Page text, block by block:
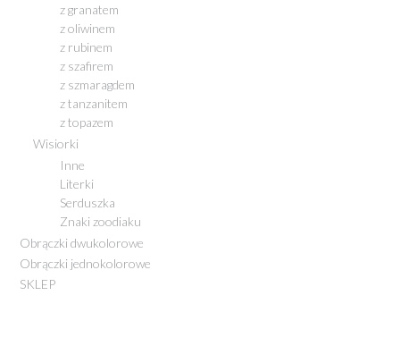
z granatem
z oliwinem
z rubinem
z szafirem
z szmaragdem
z tanzanitem
z topazem
Wisiorki
Inne
Literki
Serduszka
Znaki zoodiaku
Obrączki dwukolorowe
Obrączki jednokolorowe
SKLEP